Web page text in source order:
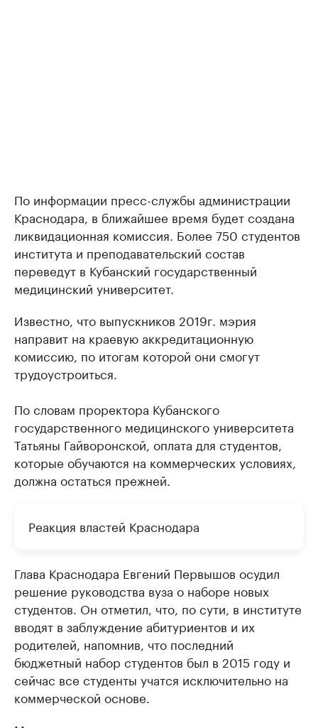
По информации пресс-службы администрации
Краснодара, в ближайшее время будет создана
ликвидационная комиссия. Более 750 студентов
института и преподавательский состав
переведут в Кубанский государственный
медицинский университет.
Известно, что выпускников 2019г. мэрия
направит на краевую аккредитационную
комиссию, по итогам которой они смогут
трудоустроиться.
По словам проректора Кубанского
государственного медицинского университета
Татьяны Гайворонской, оплата для студентов,
которые обучаются на коммерческих условиях,
должна остаться прежней.
Реакция властей Краснодара
Глава Краснодара Евгений Первышов осудил
решение руководства вуза о наборе новых
студентов. Он отметил, что, по сути, в институте
вводят в заблуждение абитуриентов и их
родителей, напомнив, что последний
бюджетный набор студентов был в 2015 году и
сейчас все студенты учатся исключительно на
коммерческой основе.